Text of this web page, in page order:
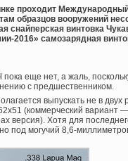
проходит
образцов вооружений
снайперская винтовка
2016» самозарядная
еще нет, а жаль,
с предшественником.
выпускать не в
(коммерческий вариант
версия). Хотя для
под могучий 8,6-